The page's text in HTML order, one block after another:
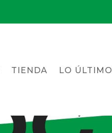
TIENDA LO ÚLTIMO